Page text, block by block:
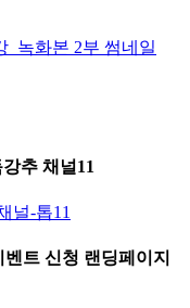
추 채널11
트 신청 랜딩페이지